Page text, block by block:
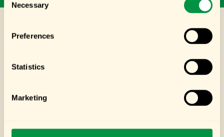
Selection
Necessary
Preferences
Statistics
Marketing
SCHRIJF EEN
REVIEW